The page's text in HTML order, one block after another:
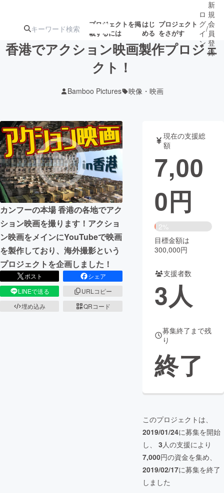
プロジェクトを掲
載するには
はじ
める
プロジェクト
をさがす
ジェクト
募集終了が近いプ
ロジェクト
アート・写真 音楽
テクノロジー・ガジェット ゲーム・サ
映像・映画 書籍・雑誌
ビジネス・起業 チャレンジ
まちづくり・地域活性化
CAMPFIRE for Social Good CAMPFIRE Creation
CAMPFIREふるさと納税
コミュニティ
ロ
グ
イ
ン
/
新
規
会
員
登
録
香港でアクション映画製作プロジェ
クト！
Bamboo Pictures 映像・映画
カンフーの本場 香港の各地でアク
ション映画を撮ります！アクショ
ン映画をメインにYouTubeで映画
を製作しており、海外撮影という
プロジェクトを企画しました！
ポスト
シェア
LINEで送る
URLコピー
埋め込み
QRコード
現在の支援総
額
7,00
0円
2%
目標金額は
300,000円
支援者数
3人
募集終了まで残
り
終了
このプロジェクトは、
2019/01/24に募集を開始
し、 3人の支援により
7,000円の資金を集め、
2019/02/17に募集を終了
しました